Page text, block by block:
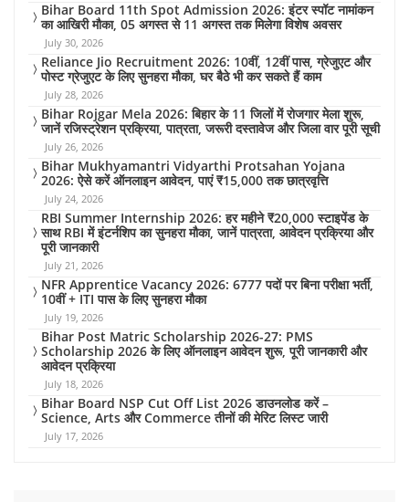
Bihar Board 11th Spot Admission 2026: इंटर स्पॉट नामांकन
का आखिरी मौका, 05 अगस्त से 11 अगस्त तक मिलेगा विशेष अवसर
July 30, 2026
Reliance Jio Recruitment 2026: 10वीं, 12वीं पास, ग्रेजुएट और
पोस्ट ग्रेजुएट के लिए सुनहरा मौका, घर बैठे भी कर सकते हैं काम
July 28, 2026
Bihar Rojgar Mela 2026: बिहार के 11 जिलों में रोजगार मेला शुरू,
जानें रजिस्ट्रेशन प्रक्रिया, पात्रता, जरूरी दस्तावेज और जिला वार पूरी सूची
July 26, 2026
Bihar Mukhyamantri Vidyarthi Protsahan Yojana
2026: ऐसे करें ऑनलाइन आवेदन, पाएं ₹15,000 तक छात्रवृत्ति
July 24, 2026
RBI Summer Internship 2026: हर महीने ₹20,000 स्टाइपेंड के
साथ RBI में इंटर्नशिप का सुनहरा मौका, जानें पात्रता, आवेदन प्रक्रिया और
पूरी जानकारी
July 21, 2026
NFR Apprentice Vacancy 2026: 6777 पदों पर बिना परीक्षा भर्ती,
10वीं + ITI पास के लिए सुनहरा मौका
July 19, 2026
Bihar Post Matric Scholarship 2026-27: PMS
Scholarship 2026 के लिए ऑनलाइन आवेदन शुरू, पूरी जानकारी और
आवेदन प्रक्रिया
July 18, 2026
Bihar Board NSP Cut Off List 2026 डाउनलोड करें –
Science, Arts और Commerce तीनों की मेरिट लिस्ट जारी
July 17, 2026